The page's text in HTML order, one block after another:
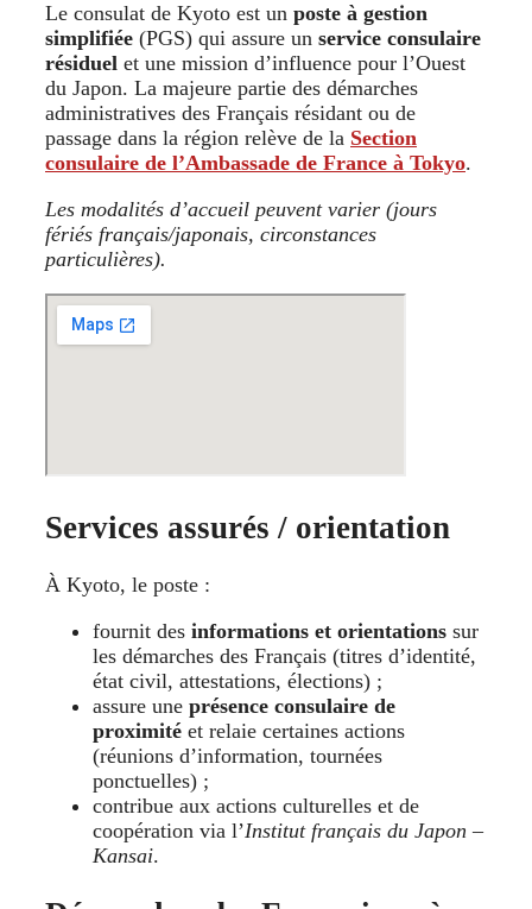
Le consulat de Kyoto est un poste à gestion
simplifiée (PGS) qui assure un service consulaire
résiduel et une mission d’influence pour l’Ouest
du Japon. La majeure partie des démarches
administratives des Français résidant ou de
passage dans la région relève de la Section
consulaire de l’Ambassade de France à Tokyo.
Les modalités d’accueil peuvent varier (jours
fériés français/japonais, circonstances
particulières).
Services assurés / orientation
À Kyoto, le poste :
fournit des informations et orientations sur
les démarches des Français (titres d’identité,
état civil, attestations, élections) ;
assure une présence consulaire de
proximité et relaie certaines actions
(réunions d’information, tournées
ponctuelles) ;
contribue aux actions culturelles et de
coopération via l’Institut français du Japon –
Kansai.